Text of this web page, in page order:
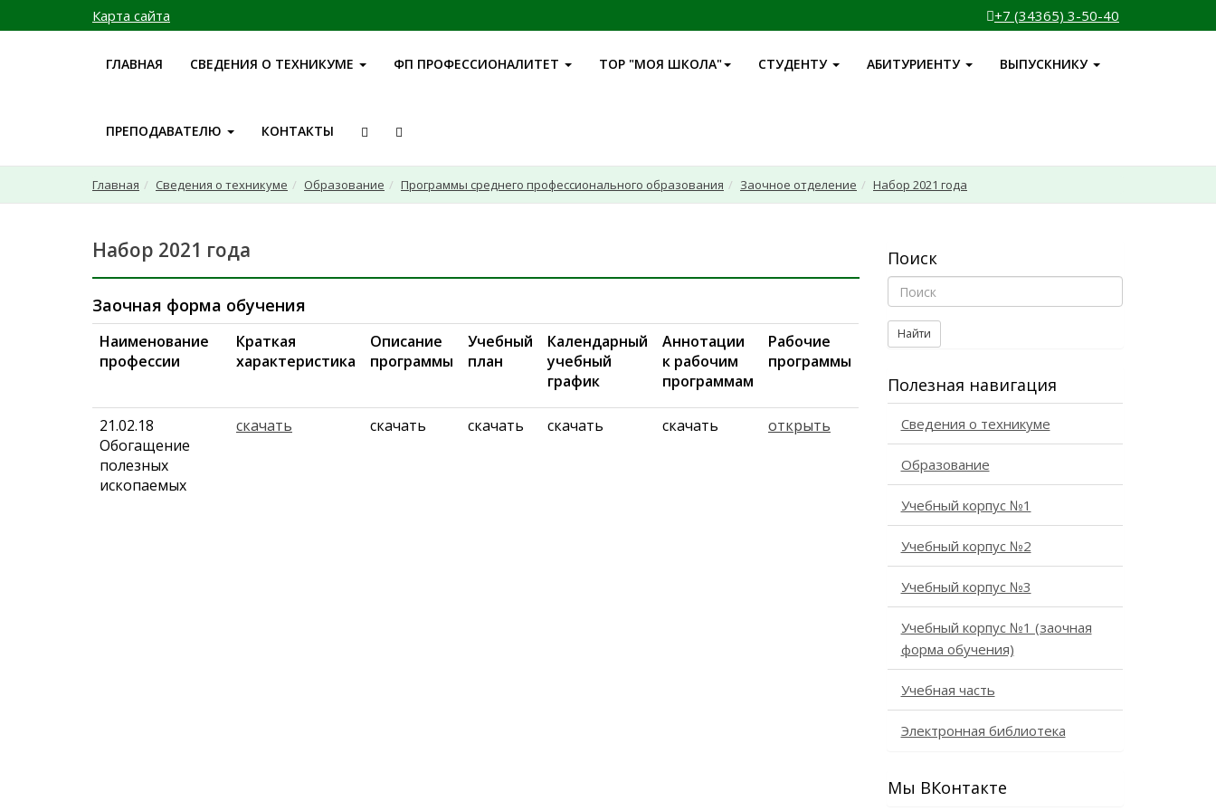
Карта сайта +7 (34365) 3-50-40
ГЛАВНАЯ СВЕДЕНИЯ О ТЕХНИКУМЕ ФП ПРОФЕССИОНАЛИТЕТ ТОР "МОЯ ШКОЛА" СТУДЕНТУ АБИТУРИЕНТУ ВЫПУСКНИКУ
ПРЕПОДАВАТЕЛЮ КОНТАКТЫ
Главная Сведения о техникуме Образование Программы среднего профессионального образования Заочное отделение Набор 2021 года
Набор 2021 года
Заочная форма обучения
Наименование
профессии
Краткая
характеристика
Описание
программы
Учебный
план
Календарный
учебный
график
Аннотации
к рабочим
программам
Рабочие
программы
21.02.18
Обогащение
полезных
ископаемых
скачать скачать скачать скачать скачать открыть
Поиск
Найти
Полезная навигация
Сведения о техникуме
Образование
Учебный корпус №1
Учебный корпус №2
Учебный корпус №3
Учебный корпус №1 (заочная
форма обучения)
Учебная часть
Электронная библиотека
Мы ВКонтакте